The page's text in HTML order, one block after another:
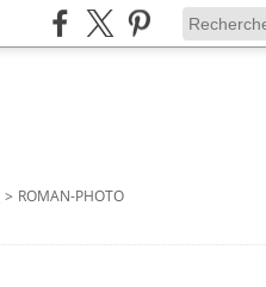
> ROMAN-PHOTO